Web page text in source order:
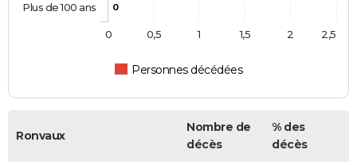
0
Personnes décédées
Plus de 100 ans
0 0,5 1 1,5 2 2,5
Ronvaux
Nombre de
décès
% des
décès